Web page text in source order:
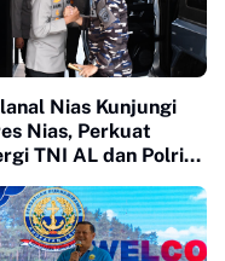
Nias Kunjungi
Nias, Perkuat
TNI AL dan Polri